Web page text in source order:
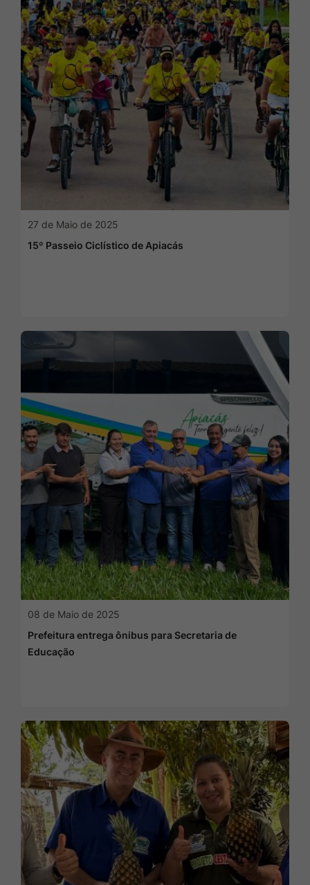
27 de Maio de 2025
15º Passeio Ciclístico de Apiacás
08 de Maio de 2025
Prefeitura entrega ônibus para Secretaria de
Educação